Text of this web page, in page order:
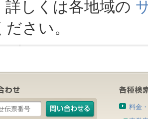
しくは各地域の
ださい。
料金